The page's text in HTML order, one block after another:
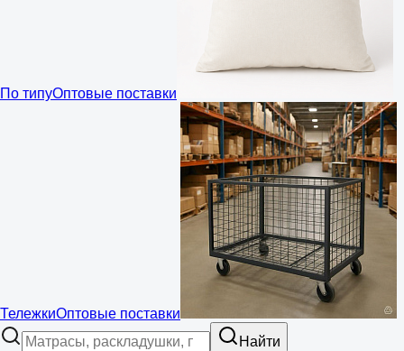
По типуОптовые поставки
ТележкиОптовые поставки
Найти